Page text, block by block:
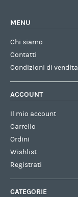
MENU
Chi siamo
Contatti
Condizioni di vendita
ACCOUNT
Il mio account
Carrello
Ordini
Wishlist
Registrati
CATEGORIE